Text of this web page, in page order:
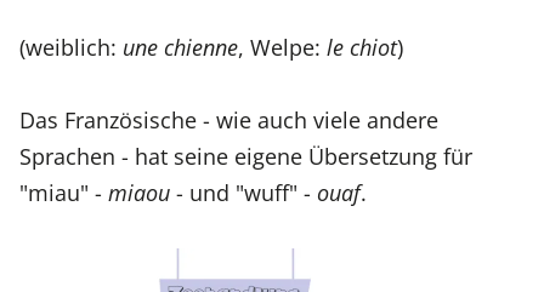
(weiblich: une chienne, Welpe: le chiot)
Das Französische - wie auch viele andere
Sprachen - hat seine eigene Übersetzung für
"miau" - miaou - und "wuff" - ouaf.